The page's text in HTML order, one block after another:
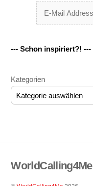
--- Schon inspiriert?! ---
Kategorien
WorldCalling4Me